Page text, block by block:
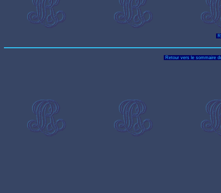
Retour vers le sommaire